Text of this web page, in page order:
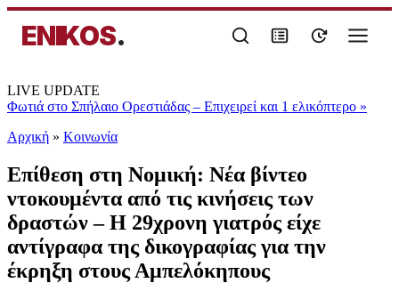
ENIKOS.
LIVE UPDATE
Φωτιά στο Σπήλαιο Ορεστιάδας – Επιχειρεί και 1 ελικόπτερο »
Αρχική » Κοινωνία
Επίθεση στη Νομική: Νέα βίντεο
ντοκουμέντα από τις κινήσεις των
δραστών – Η 29χρονη γιατρός είχε
αντίγραφα της δικογραφίας για την
έκρηξη στους Αμπελόκηπους